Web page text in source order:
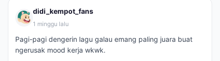
didi_kempot_fans
1 minggu lalu
Pagi-pagi dengerin lagu galau emang paling juara buat
ngerusak mood kerja wkwk.